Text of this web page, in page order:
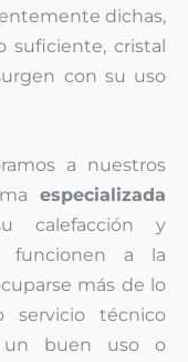
dichas,
suficiente, cristal
con su uso
a nuestros
especializada
calefacción y
funcionen a la
más de lo
servicio técnico
un buen uso o